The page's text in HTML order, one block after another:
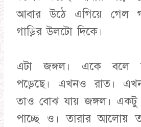
আবার উঠে এগিয়ে গেল
গাড়ির উলটো দিকে।
এটা জঙ্গল। একে বলে
পড়েছে। এখনও রাত।
তাও বোঝ যায় জঙ্গল।
পাচ্ছে ও। তারার আলোয়